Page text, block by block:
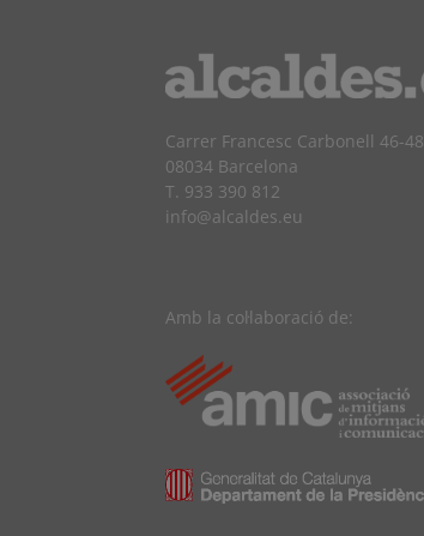
Carrer Francesc Carbonell 46-48
08034 Barcelona
T. 933 390 812
info@alcaldes.eu
Amb la col·laboració de: